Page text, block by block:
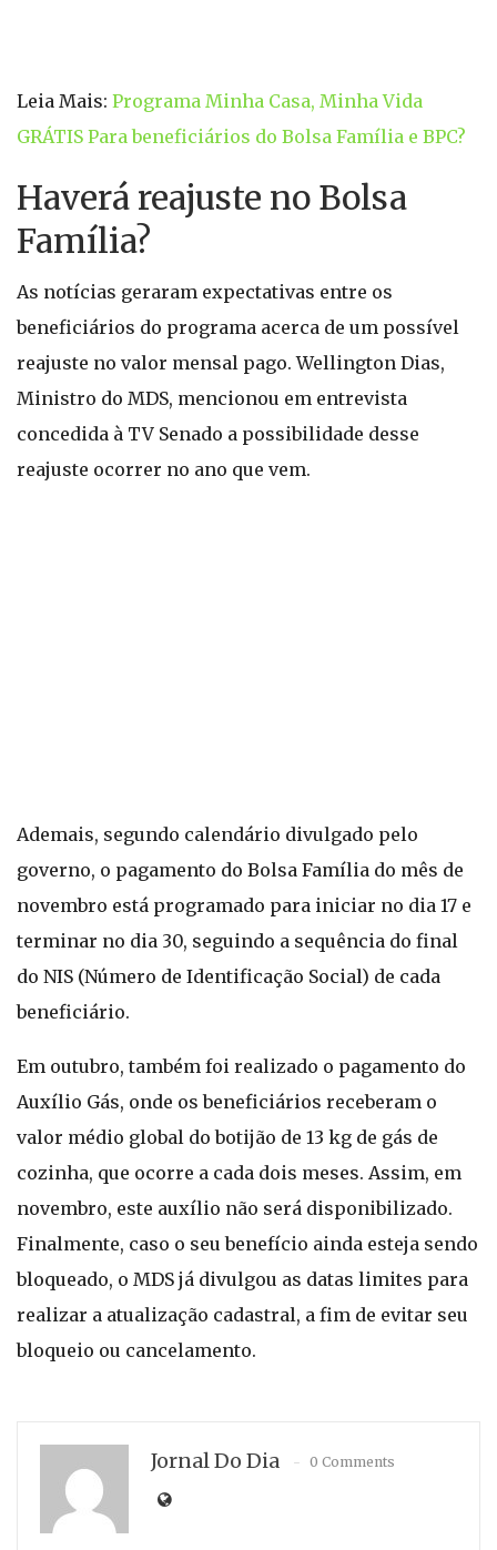
Leia Mais: Programa Minha Casa, Minha Vida
GRÁTIS Para beneficiários do Bolsa Família e BPC?
Haverá reajuste no Bolsa
Família?
As notícias geraram expectativas entre os
beneficiários do programa acerca de um possível
reajuste no valor mensal pago. Wellington Dias,
Ministro do MDS, mencionou em entrevista
concedida à TV Senado a possibilidade desse
reajuste ocorrer no ano que vem.
Ademais, segundo calendário divulgado pelo
governo, o pagamento do Bolsa Família do mês de
novembro está programado para iniciar no dia 17 e
terminar no dia 30, seguindo a sequência do final
do NIS (Número de Identificação Social) de cada
beneficiário.
Em outubro, também foi realizado o pagamento do
Auxílio Gás, onde os beneficiários receberam o
valor médio global do botijão de 13 kg de gás de
cozinha, que ocorre a cada dois meses. Assim, em
novembro, este auxílio não será disponibilizado.
Finalmente, caso o seu benefício ainda esteja sendo
bloqueado, o MDS já divulgou as datas limites para
realizar a atualização cadastral, a fim de evitar seu
bloqueio ou cancelamento.
Jornal Do Dia 0 Comments